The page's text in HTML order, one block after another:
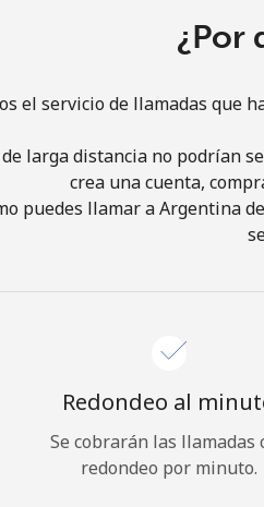
Inicia
¿Por
el servicio de llamadas que
larga distancia no podrían
crea una cuenta,
puedes llamar a Argentina
Redondeo al
Se cobrarán las llamadas
redondeo por minuto.